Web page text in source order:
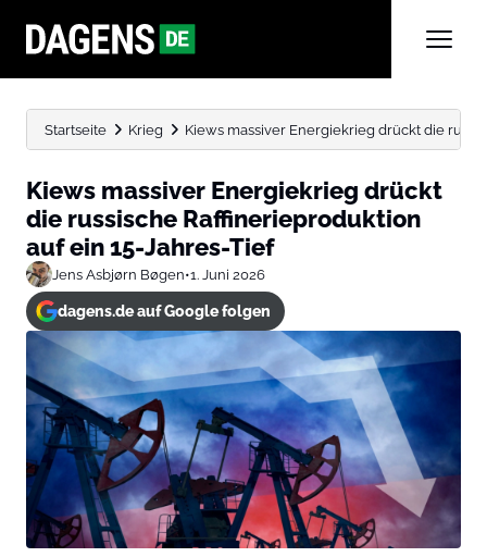
Startseite Krieg Kiews massiver Energiekrieg drückt die
Kiews massiver Energiekrieg drückt
die russische Raffinerieproduktion
auf ein 15-Jahres-Tief
Jens Asbjørn Bøgen•1. Juni 2026
dagens.de auf Google folgen